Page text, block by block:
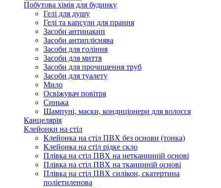
Побутова хімія для будинку
Гелі для душу
Гелі та капсули для прання
Засоби антинакип
Засоби антипліснява
Засоби для гоління
Засоби для миття
Засоби для прочищення труб
Засоби для туалету
Мило
Освіжувач повітря
Синька
Шампуні, маски, кондиціонери для волосся
Канцелярія
Клейонки на стіл
Клейонка на стіл ПВХ без основи (тонка)
Клейонка на стіл рідке скло
Плівка на стіл ПВХ на нетканинній основі
Плівка на стіл ПВХ на тканинній основі
Плівка на стіл ПВХ силікон, скатертина
поліетиленова